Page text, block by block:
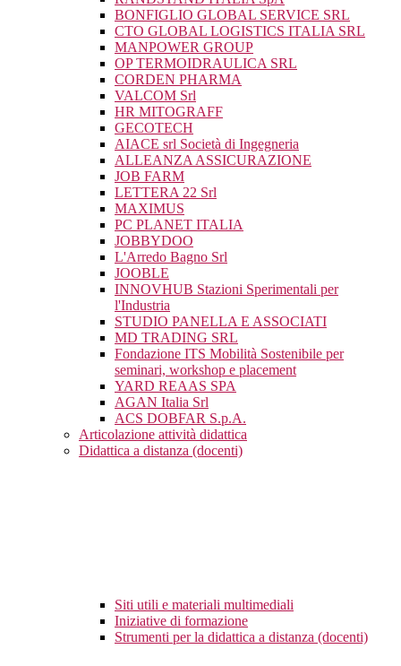
BONFIGLIO GLOBAL SERVICE SRL
CTO GLOBAL LOGISTICS ITALIA SRL
MANPOWER GROUP
OP TERMOIDRAULICA SRL
CORDEN PHARMA
VALCOM Srl
HR MITOGRAFF
GECOTECH
AIACE srl Società di Ingegneria
ALLEANZA ASSICURAZIONE
JOB FARM
LETTERA 22 Srl
MAXIMUS
PC PLANET ITALIA
JOBBYDOO
L'Arredo Bagno Srl
JOOBLE
INNOVHUB Stazioni Sperimentali per
l'Industria
STUDIO PANELLA E ASSOCIATI
MD TRADING SRL
Fondazione ITS Mobilità Sostenibile per
seminari, workshop e placement
YARD REAAS SPA
AGAN Italia Srl
ACS DOBFAR S.p.A.
Articolazione attività didattica
Didattica a distanza (docenti)
Siti utili e materiali multimediali
Iniziative di formazione
Strumenti per la didattica a distanza (docenti)